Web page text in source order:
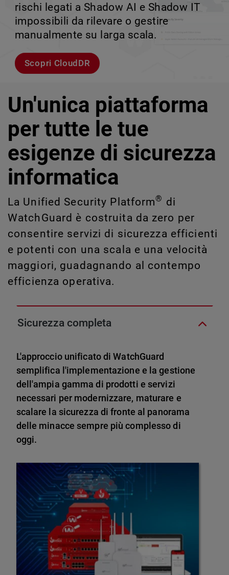
velocità.
Esplora i modelli
rischi legati a Shadow AI e Shadow IT
impossibili da rilevare o gestire
manualmente su larga scala.
Scopri CloudDR
tuo team può crescere senza perdere il
controllo.
scalabile.
Scopri WatchGuard EDR
Un'unica piattaforma
per tutte le tue
esigenze di sicurezza
informatica
La Unified Security Platform® di
WatchGuard è costruita da zero per
consentire servizi di sicurezza efficienti
e potenti con una scala e una velocità
maggiori, guadagnando al contempo
efficienza operativa.
Sicurezza completa
L'approccio unificato di WatchGuard
semplifica l'implementazione e la gestione
dell'ampia gamma di prodotti e servizi
necessari per modernizzare, maturare e
scalare la sicurezza di fronte al panorama
delle minacce sempre più complesso di
oggi.